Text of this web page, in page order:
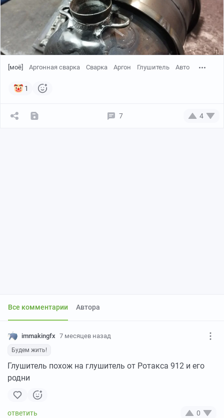
[моё] Аргонная сварка Сварка Аргон Глушитель Авто
1
7 4
Все комментарии Автора
immakingfx 7 месяцев назад
Будем жить!
Глушитель похож на глушитель от Ротакса 912 и его
родни
0